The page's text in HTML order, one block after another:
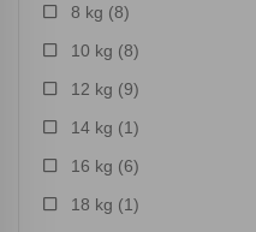
8 kg (8)
10 kg (8)
12 kg (9)
14 kg (1)
16 kg (6)
18 kg (1)